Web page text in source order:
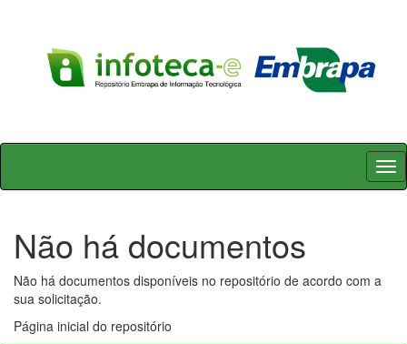
Skip
Não há documentos
Não há documentos disponíveis no repositório de acordo com a
sua solicitação.
Página inicial do repositório